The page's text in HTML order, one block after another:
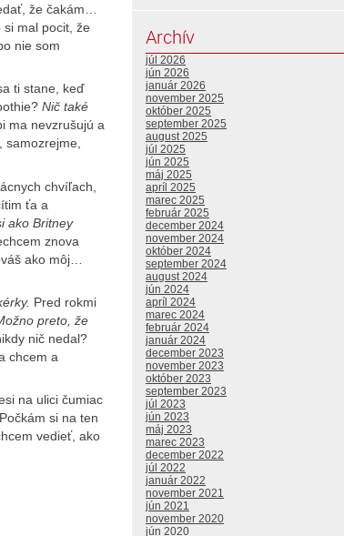
že čakám…
mal pocit, že
nie som
ti stane, keď
Nič také
ma nevzrušujú a
samozrejme,
chvíľach,
ťa a
ako Britney
znova
ako môj…
Pred rokmi
preto, že
nič nedal?
chcem a
na ulici čumiac
si na ten
vedieť, ako
Archív
júl 2026
jún 2026
január 2026
november 2025
október 2025
september 2025
august 2025
júl 2025
jún 2025
máj 2025
apríl 2025
marec 2025
február 2025
december 2024
november 2024
október 2024
september 2024
august 2024
jún 2024
apríl 2024
marec 2024
február 2024
január 2024
december 2023
november 2023
október 2023
september 2023
júl 2023
jún 2023
máj 2023
marec 2023
december 2022
júl 2022
január 2022
november 2021
jún 2021
november 2020
jún 2020